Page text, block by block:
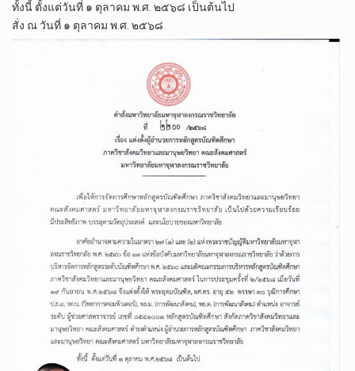
ทั้งนี้ ตั้งแต่วันที่ ๑ ตุลาคม พ.ศ. ๒๕๖๘ เป็นต้นไป
สั่ง ณ วันที่ ๑ ตุลาคม พ.ศ. ๒๕๖๘